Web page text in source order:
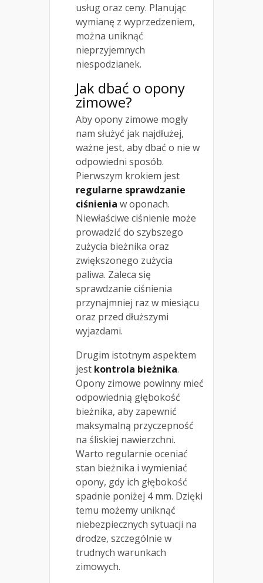
usług oraz ceny. Planując
wymianę z wyprzedzeniem,
można uniknąć
nieprzyjemnych
niespodzianek.
Jak dbać o opony
zimowe?
Aby opony zimowe mogły
nam służyć jak najdłużej,
ważne jest, aby dbać o nie w
odpowiedni sposób.
Pierwszym krokiem jest
regularne sprawdzanie
ciśnienia w oponach.
Niewłaściwe ciśnienie może
prowadzić do szybszego
zużycia bieżnika oraz
zwiększonego zużycia
paliwa. Zaleca się
sprawdzanie ciśnienia
przynajmniej raz w miesiącu
oraz przed dłuższymi
wyjazdami.
Drugim istotnym aspektem
jest kontrola bieżnika.
Opony zimowe powinny mieć
odpowiednią głębokość
bieżnika, aby zapewnić
maksymalną przyczepność
na śliskiej nawierzchni.
Warto regularnie oceniać
stan bieżnika i wymieniać
opony, gdy ich głębokość
spadnie poniżej 4 mm. Dzięki
temu możemy uniknąć
niebezpiecznych sytuacji na
drodze, szczególnie w
trudnych warunkach
zimowych.